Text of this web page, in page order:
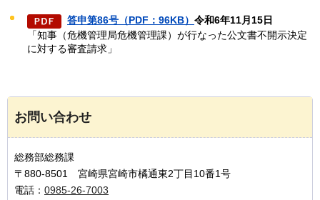
答申第86号（PDF：96KB） 令和6年11月15日
「知事（危機管理局危機管理課）が行なった公文書不開示決定
に対する審査請求」
お問い合わせ
総務部総務課
〒880-8501 宮崎県宮崎市橘通東2丁目10番1号
電話： 0985-26-7003